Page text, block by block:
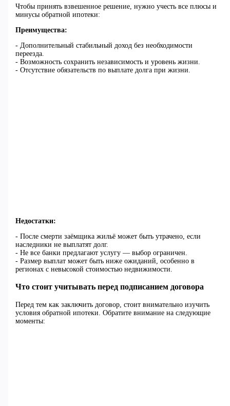
Чтобы принять взвешенное решение, нужно учесть все плюсы и
минусы обратной ипотеки:
Преимущества:
- Дополнительный стабильный доход без необходимости
переезда.
- Возможность сохранить независимость и уровень жизни.
- Отсутствие обязательств по выплате долга при жизни.
Недостатки:
- После смерти заёмщика жильё может быть утрачено, если
наследники не выплатят долг.
- Не все банки предлагают услугу — выбор ограничен.
- Размер выплат может быть ниже ожиданий, особенно в
регионах с невысокой стоимостью недвижимости.
Что стоит учитывать перед подписанием договора
Перед тем как заключить договор, стоит внимательно изучить
условия обратной ипотеки. Обратите внимание на следующие
моменты: